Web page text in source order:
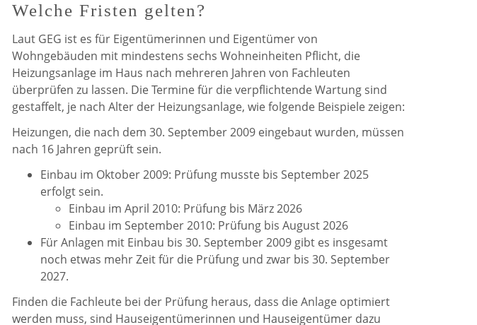
Welche Fristen gelten?
Laut GEG ist es für Eigentümerinnen und Eigentümer von
Wohngebäuden mit mindestens sechs Wohneinheiten Pflicht, die
Heizungsanlage im Haus nach mehreren Jahren von Fachleuten
überprüfen zu lassen. Die Termine für die verpflichtende Wartung sind
gestaffelt, je nach Alter der Heizungsanlage, wie folgende Beispiele zeigen:
Heizungen, die nach dem 30. September 2009 eingebaut wurden, müssen
nach 16 Jahren geprüft sein.
Einbau im Oktober 2009: Prüfung musste bis September 2025
erfolgt sein.
Einbau im April 2010: Prüfung bis März 2026
Einbau im September 2010: Prüfung bis August 2026
Für Anlagen mit Einbau bis 30. September 2009 gibt es insgesamt
noch etwas mehr Zeit für die Prüfung und zwar bis 30. September
2027.
Finden die Fachleute bei der Prüfung heraus, dass die Anlage optimiert
werden muss, sind Hauseigentümerinnen und Hauseigentümer dazu